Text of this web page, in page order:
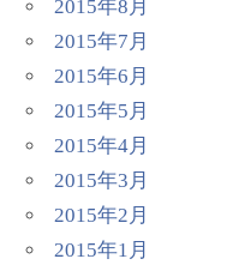
2015年8月
2015年7月
2015年6月
2015年5月
2015年4月
2015年3月
2015年2月
2015年1月